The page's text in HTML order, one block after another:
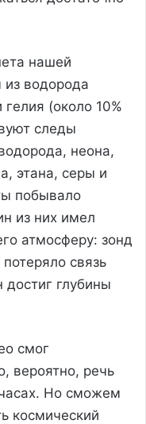
нашей
из водорода
(около 10%
следы
неона,
этана, серы и
побывало
из них имел
атмосферу: зонд
связь
достиг глубины
смог
вероятно, речь
Но сможем
космический